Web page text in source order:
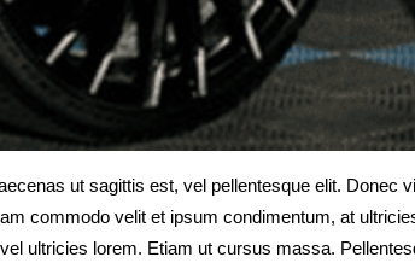
ut sagittis est, vel pellentesque elit. Donec
commodo velit et ipsum condimentum, at
ultricies lorem. Etiam ut cursus massa.